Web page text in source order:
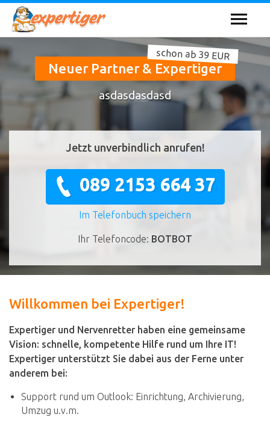
Neuer Partner & Expertiger
schon ab 39 EUR
asdasdasdasd
Jetzt unverbindlich anrufen!
089 2153 664 37
Im Telefonbuch speichern
Ihr Telefoncode: BOTBOT
Willkommen bei Expertiger!
Expertiger und Nervenretter haben eine gemeinsame
Vision: schnelle, kompetente Hilfe rund um Ihre IT!
Expertiger unterstützt Sie dabei aus der Ferne unter
anderem bei:
Support rund um Outlook: Einrichtung, Archivierung,
Umzug u.v.m.